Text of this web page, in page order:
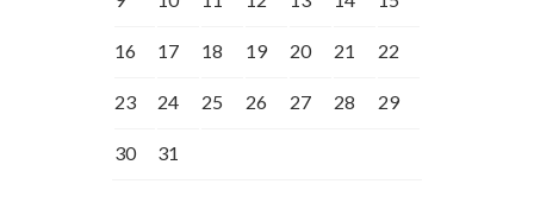
16 17 18 19 20 21 22
23 24 25 26 27 28 29
30 31